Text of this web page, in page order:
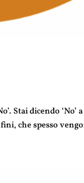
Stai dicendo ‘No’
che spesso